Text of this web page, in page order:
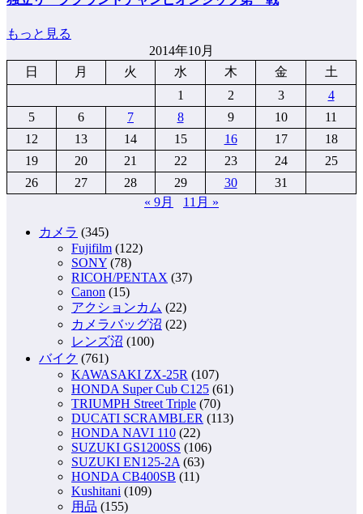
もっと見る
2014年10月
日
月 火 水 木 金
土
1
2 3
4
5
6 7 8 9 10
11
12
13 14 15 16 17
18
19
20 21 22 23 24
25
26
27 28 29 30
31
« 9月
11月 »
カメラ (345)
Fujifilm (122)
SONY (78)
RICOH/PENTAX (37)
Canon (15)
アクションカム (22)
カメラバッグ沼 (22)
レンズ沼 (100)
バイク (761)
KAWASAKI ZX-25R (107)
HONDA Super Cub C125 (61)
TRIUMPH Street Triple (70)
DUCATI SCRAMBLER (113)
HONDA NAVI 110 (22)
SUZUKI GS1200SS (106)
SUZUKI EN125-2A (63)
HONDA CB400SB (11)
Kushitani (109)
用品 (155)